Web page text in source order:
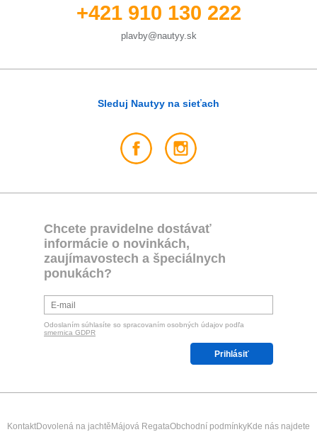
+421 910 130 222
plavby@nautyy.sk
Sleduj Nautyy na sieťach
Chcete pravidelne dostávať
informácie o novinkách,
zaujímavostech a špeciálnych
ponukách?
Odoslaním súhlasíte so spracovaním osobných údajov podľa
smernica GDPR
Prihlásiť
KontaktDovolená na jachtěMájová RegataObchodní podmínkyKde nás najdete